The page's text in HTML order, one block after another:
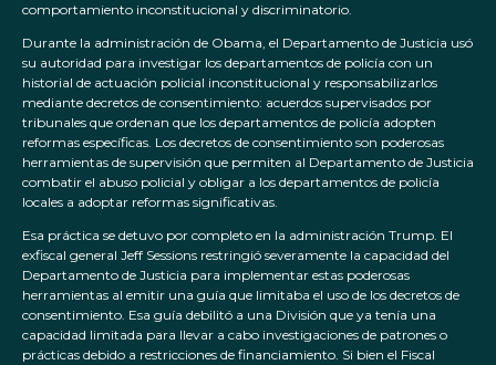
comportamiento inconstitucional y discriminatorio.
Durante la administración de Obama, el Departamento de Justicia usó
su autoridad para investigar los departamentos de policía con un
historial de actuación policial inconstitucional y responsabilizarlos
mediante decretos de consentimiento: acuerdos supervisados por
tribunales que ordenan que los departamentos de policía adopten
reformas específicas. Los decretos de consentimiento son poderosas
herramientas de supervisión que permiten al Departamento de Justicia
combatir el abuso policial y obligar a los departamentos de policía
locales a adoptar reformas significativas.
Esa práctica se detuvo por completo en la administración Trump. El
exfiscal general Jeff Sessions restringió severamente la capacidad del
Departamento de Justicia para implementar estas poderosas
herramientas al emitir una guía que limitaba el uso de los decretos de
consentimiento. Esa guía debilitó a una División que ya tenía una
capacidad limitada para llevar a cabo investigaciones de patrones o
prácticas debido a restricciones de financiamiento. Si bien el Fiscal